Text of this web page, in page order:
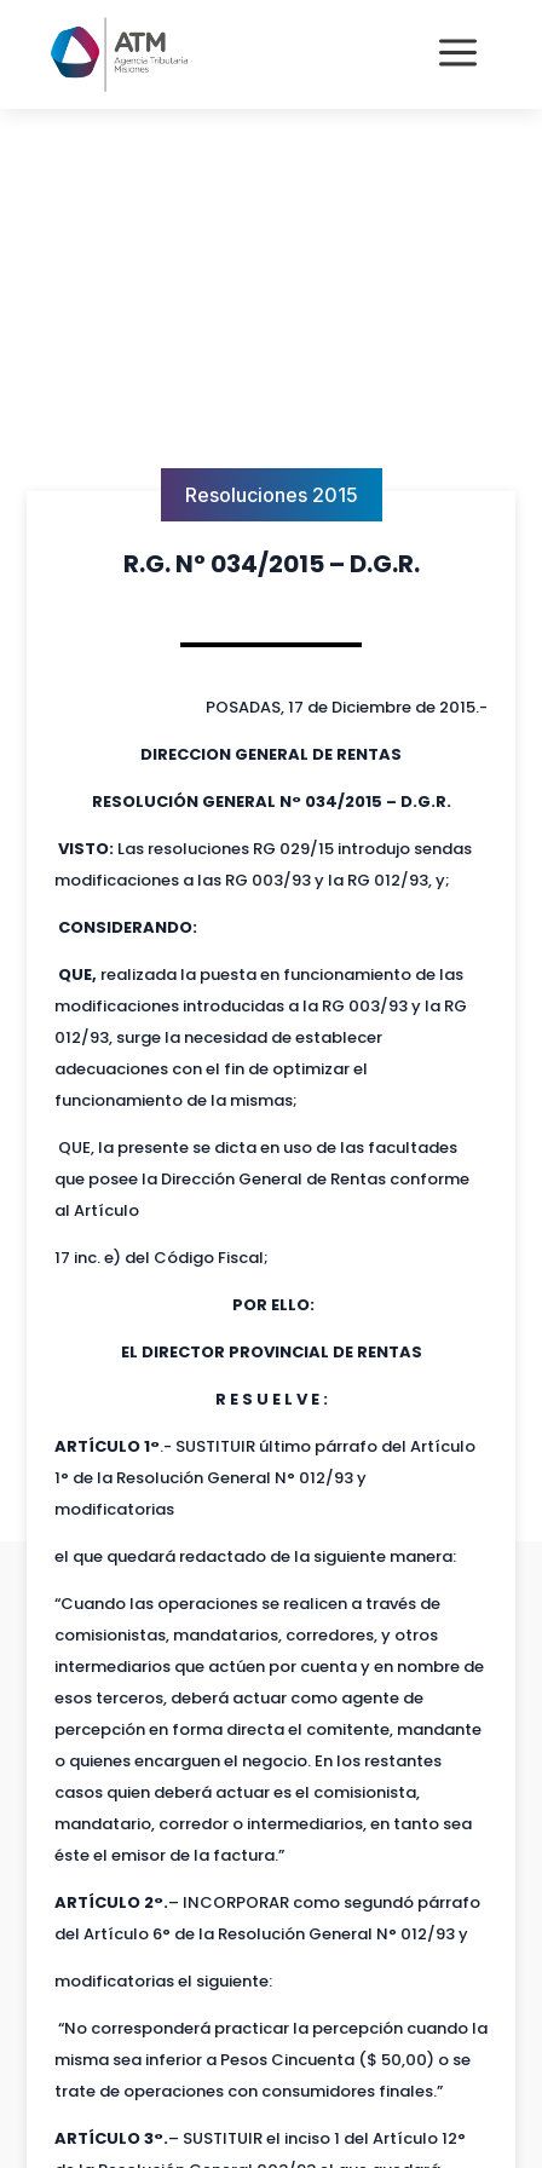
a
Resoluciones 2015
R.G. N° 034/2015 – D.G.R.
POSADAS, 17 de Diciembre de 2015.-
DIRECCION GENERAL DE RENTAS
RESOLUCIÓN GENERAL N° 034/2015 – D.G.R.
VISTO:Las resoluciones RG 029/15 introdujo sendas
modificaciones a las RG 003/93 y la RG 012/93, y;
CONSIDERANDO:
QUE, realizada la puesta en funcionamiento de las
modificaciones introducidas a la RG 003/93 y la RG
012/93, surge la necesidad de establecer
adecuaciones con el fin de optimizar el
funcionamiento de la mismas;
QUE, la presente se dicta en uso de las facultades
que posee la Dirección General de Rentas conforme
al Artículo
17 inc. e) del Código Fiscal;
POR ELLO:
EL DIRECTOR PROVINCIAL DE RENTAS
R E S U E L V E :
ARTÍCULO 1°.- SUSTITUIR último párrafo del Artículo
1° de la Resolución General N° 012/93 y
modificatorias
el que quedará redactado de la siguiente manera:
“Cuando las operaciones se realicen a través de
comisionistas, mandatarios, corredores, y otros
intermediarios que actúen por cuenta y en nombre de
esos terceros, deberá actuar como agente de
percepción en forma directa el comitente, mandante
o quienes encarguen el negocio. En los restantes
casos quien deberá actuar es el comisionista,
mandatario, corredor o intermediarios, en tanto sea
éste el emisor de la factura.”
ARTÍCULO 2°.– INCORPORAR como segundó párrafo
del Artículo 6° de la Resolución General N° 012/93 y
modificatorias el siguiente:
“No corresponderá practicar la percepción cuando la
misma sea inferior a Pesos Cincuenta ($ 50,00) o se
trate de operaciones con consumidores finales.”
ARTÍCULO 3°.– SUSTITUIR el inciso 1 del Artículo 12°